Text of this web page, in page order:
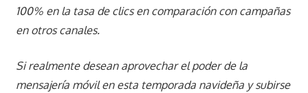
100% en la tasa de clics en comparación con campañas
en otros canales.
Si realmente desean aprovechar el poder de la
mensajería móvil en esta temporada navideña y subirse